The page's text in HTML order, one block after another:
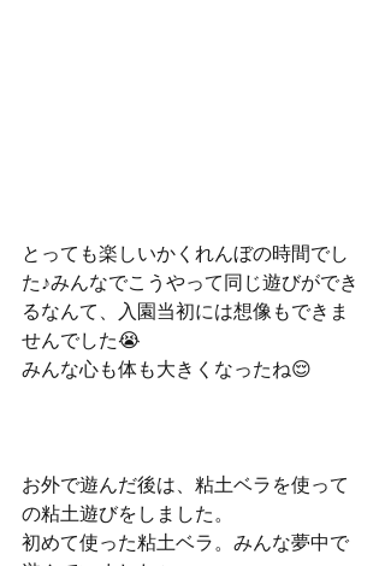
とっても楽しいかくれんぼの時間でし
た♪みんなでこうやって同じ遊びができ
るなんて、入園当初には想像もできま
せんでした😭
みんな心も体も大きくなったね😌
お外で遊んだ後は、粘土ベラを使って
の粘土遊びをしました。
初めて使った粘土ベラ。みんな夢中で